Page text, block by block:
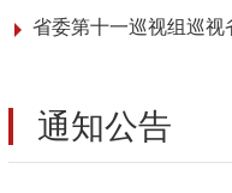
省委第十一巡视组巡
通知公告